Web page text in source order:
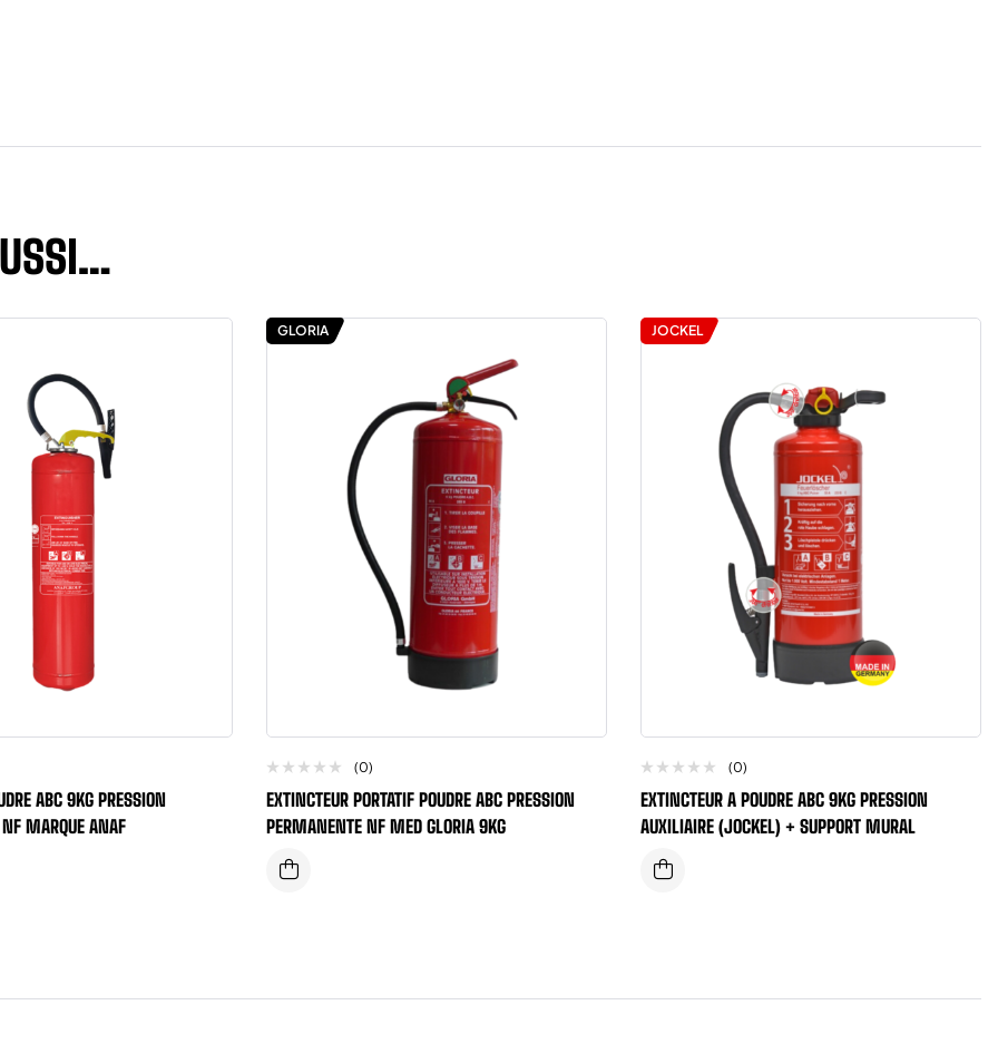
ABC 9KG PRESSION
MARQUE ANAF
GLORIA
(0)
EXTINCTEUR PORTATIF POUDRE ABC PRESSION
PERMANENTE NF MED GLORIA 9KG
JOCKEL
(0)
EXTINCTEUR A POUDRE ABC 9KG PRESSION
AUXILIAIRE (JOCKEL) + SUPPORT MURAL